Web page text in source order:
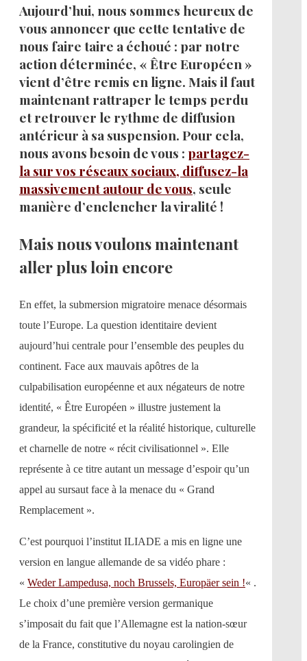
Aujourd’hui, nous sommes heureux de
vous annoncer que cette tentative de
nous faire taire a échoué : par notre
action déterminée, « Être Européen »
vient d’être remis en ligne. Mais il faut
maintenant rattraper le temps perdu
et retrouver le rythme de diffusion
antérieur à sa suspension. Pour cela,
nous avons besoin de vous : partagez-
la sur vos réseaux sociaux, diffusez-la
massivement autour de vous, seule
manière d’enclencher la viralité !
Mais nous voulons maintenant
aller plus loin encore
En effet, la submersion migratoire menace désormais
toute l’Europe. La question identitaire devient
aujourd’hui centrale pour l’ensemble des peuples du
continent. Face aux mauvais apôtres de la
culpabilisation européenne et aux négateurs de notre
identité, « Être Européen » illustre justement la
grandeur, la spécificité et la réalité historique, culturelle
et charnelle de notre « récit civilisationnel ». Elle
représente à ce titre autant un message d’espoir qu’un
appel au sursaut face à la menace du « Grand
Remplacement ».
C’est pourquoi l’institut ILIADE a mis en ligne une
version en langue allemande de sa vidéo phare :
« Weder Lampedusa, noch Brussels, Europäer sein !« .
Le choix d’une première version germanique
s’imposait du fait que l’Allemagne est la nation-sœur
de la France, constitutive du noyau carolingien de